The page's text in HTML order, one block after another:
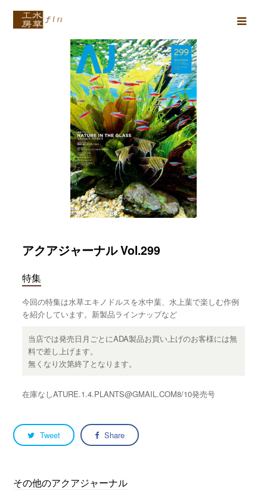
アクアジャーナル Vol.299
特集
今回の特集は水草エキノドルスを水中葉、水上葉で楽しむ作例
を紹介しています。新製品ラインナップなど
当店では発売日月ごとにADA製品お買い上げのお客様には無
料で差し上げます。
無くなり次第終了となります。
在庫なしATURE.1.4.PLANTS@GMAIL.COM8/10発売号
Tweet Share
その他のアクアジャーナル